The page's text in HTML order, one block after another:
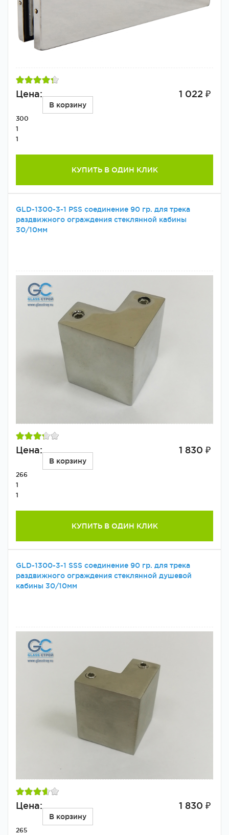
Цена: 1 022 ₽
В корзину
300
1
1
КУПИТЬ В ОДИН КЛИК
GLD-1300-3-1 PSS соединение 90 гр. для трека
раздвижного ограждения стеклянной кабины
30/10мм
Цена: 1 830 ₽
В корзину
266
1
1
КУПИТЬ В ОДИН КЛИК
GLD-1300-3-1 SSS соединение 90 гр. для трека
раздвижного ограждения стеклянной душевой
кабины 30/10мм
Цена: 1 830 ₽
В корзину
265